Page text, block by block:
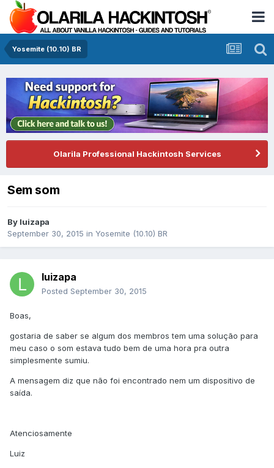
Yosemite (10.10) BR
Olarila Professional Hackintosh Services
Sem som
By luizapa
September 30, 2015 in Yosemite (10.10) BR
luizapa
Posted September 30, 2015
Boas,
gostaria de saber se algum dos membros tem uma solução para
meu caso o som estava tudo bem de uma hora pra outra
simplesmente sumiu.
A mensagem diz que não foi encontrado nem um dispositivo de
saída.
Atenciosamente
Luiz